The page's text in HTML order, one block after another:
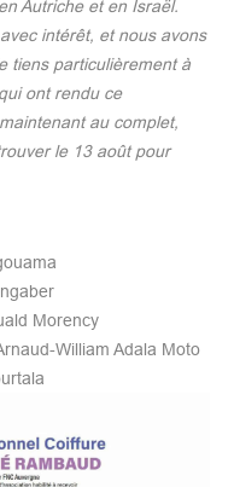
Autriche et en Israël.
intérêt, et nous avons
tiens particulièrement à
ont rendu ce
au complet,
le 13 août pour
Morency
William Adala Moto